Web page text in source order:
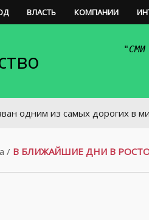
ВЛАСТЬ КОМПАНИИ
из самых дорогих в мире
/ В БЛИЖАЙШИЕ ДНИ В